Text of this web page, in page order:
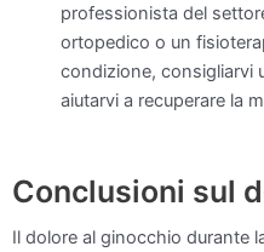
professionista del
ortopedico o un
condizione, consigliarvi
aiutarvi a recuperare la
Conclusioni sul
Il dolore al ginocchio durante